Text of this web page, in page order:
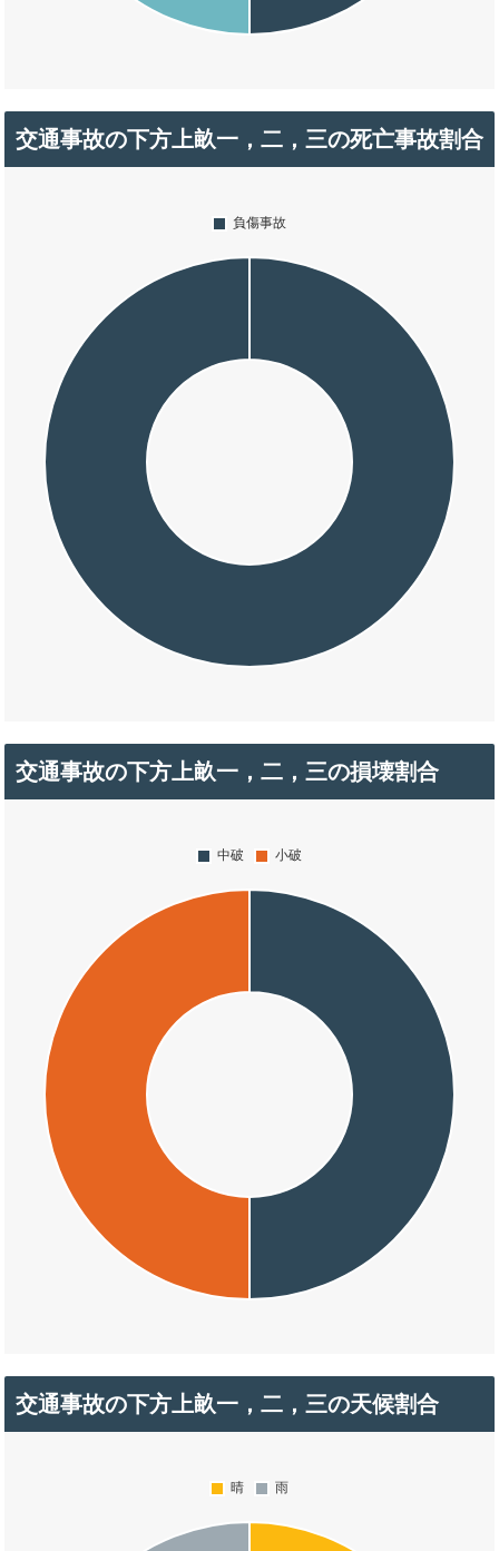
交通事故の下方上畝一，二，三の死亡事故割合
交通事故の下方上畝一，二，三の損壊割合
交通事故の下方上畝一，二，三の天候割合